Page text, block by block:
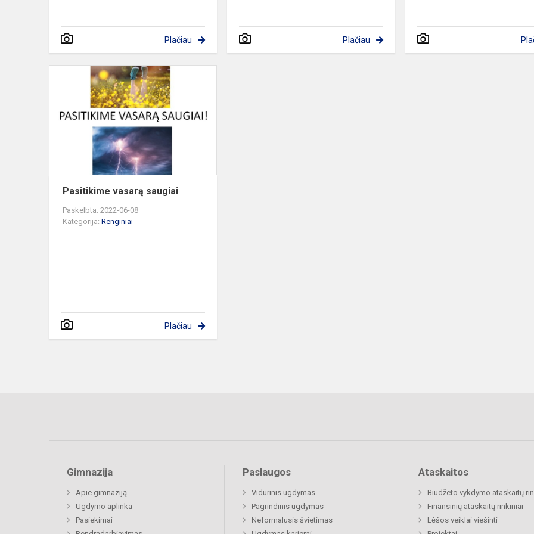
Plačiau Plačiau
Pasitikime vasarą saugiai
Paskelbta: 2022-06-08
Kategorija: Renginiai
Plačiau
Gimnazija
Apie gimnaziją
Ugdymo aplinka
Pasiekimai
Paslaugos
Vidurinis ugdymas
Pagrindinis ugdymas
Neformalusis švietimas
Ataskaitos
Biudžeto vykdymo ataskaitų
Finansinių ataskaitų rinkiniai
Lėšos veiklai viešinti